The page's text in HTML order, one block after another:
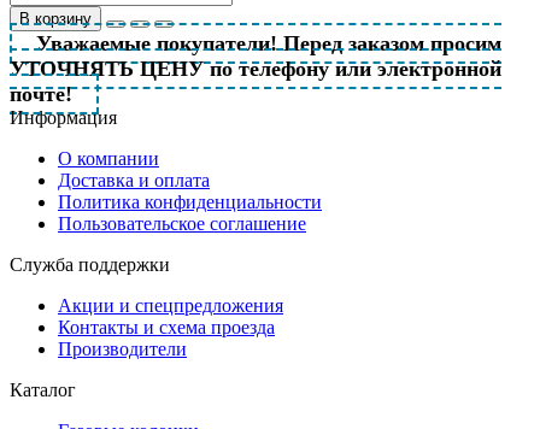
В корзину
Уважаемые покупатели! Перед заказом просим
УТОЧНЯТЬ ЦЕНУ по телефону или электронной
почте!
Информация
О компании
Доставка и оплата
Политика конфиденциальности
Пользовательское соглашение
Служба поддержки
Акции и спецпредложения
Контакты и схема проезда
Производители
Каталог